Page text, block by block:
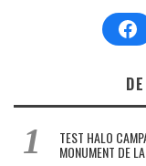
TEST HALO
MONUMENT DE